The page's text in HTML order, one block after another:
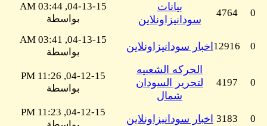
0
4764
بيانات
سودانيزاونلاين
04-13-15, 03:44 AM
بواسطة
0
12916 اخبار سودانيزاونلاين
04-13-15, 03:41 AM
بواسطة
0
4197
الحركه الشعبيه
لتحرير السودان
شمال
04-12-15, 11:26 PM
بواسطة
0
3183 اخبار سودانيزاونلاين
04-12-15, 11:23 PM